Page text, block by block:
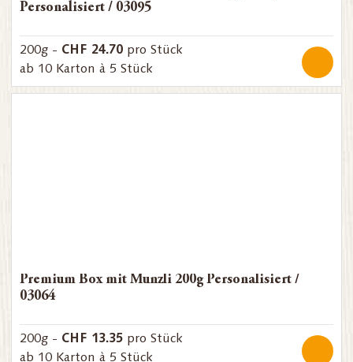
Personalisiert / 03095
200g - CHF 24.70 pro Stück
ab 10 Karton à 5 Stück
Premium Box mit Munzli 200g Personalisiert /
03064
200g - CHF 13.35 pro Stück
ab 10 Karton à 5 Stück